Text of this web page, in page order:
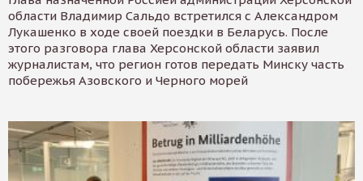
области Владимир Сальдо встретился с Александром
Лукашенко в ходе своей поездки в Беларусь. После
этого разговора глава Херсонской области заявил
журналистам, что регион готов передать Минску часть
побережья Азовского и Черного морей